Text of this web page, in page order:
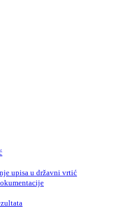
upisa u državni vrtić